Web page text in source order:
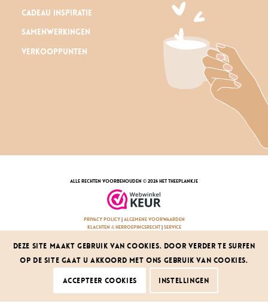
Cadeau inspiratie
Samenwerkingen
Verkooppunten
alle rechten voorbehouden © 2026 Het Theeplankje
privacy policy|algemene voorwaarden
klachten & herroepingsrecht|service
Deze site maakt gebruik van cookies. Door verder te surfen
op de site gaat u akkoord met ons gebruik van cookies.
Accepteer cookies Instellingen
De waardering van www.hettheeplankje.nl/ bij